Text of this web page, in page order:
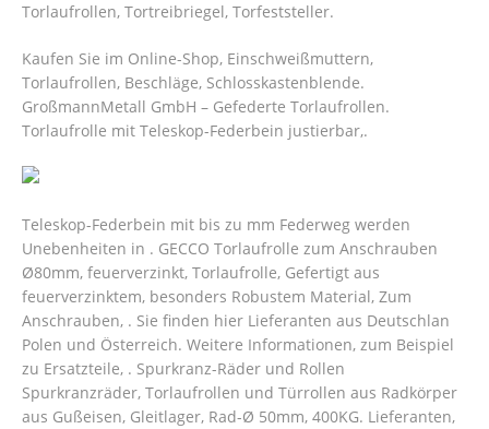
Torlaufrollen, Tortreibriegel, Torfeststeller.
Kaufen Sie im Online-Shop, Einschweißmuttern,
Torlaufrollen, Beschläge, Schlosskastenblende.
GroßmannMetall GmbH – Gefederte Torlaufrollen.
Torlaufrolle mit Teleskop-Federbein justierbar,.
Teleskop-Federbein mit bis zu mm Federweg werden
Unebenheiten in . GECCO Torlaufrolle zum Anschrauben
Ø80mm, feuerverzinkt, Torlaufrolle, Gefertigt aus
feuerverzinktem, besonders Robustem Material, Zum
Anschrauben, . Sie finden hier Lieferanten aus Deutschlan
Polen und Österreich. Weitere Informationen, zum Beispiel
zu Ersatzteile, . Spurkranz-Räder und Rollen
Spurkranzräder, Torlaufrollen und Türrollen aus Radkörper
aus Gußeisen, Gleitlager, Rad-Ø 50mm, 400KG. Lieferanten,